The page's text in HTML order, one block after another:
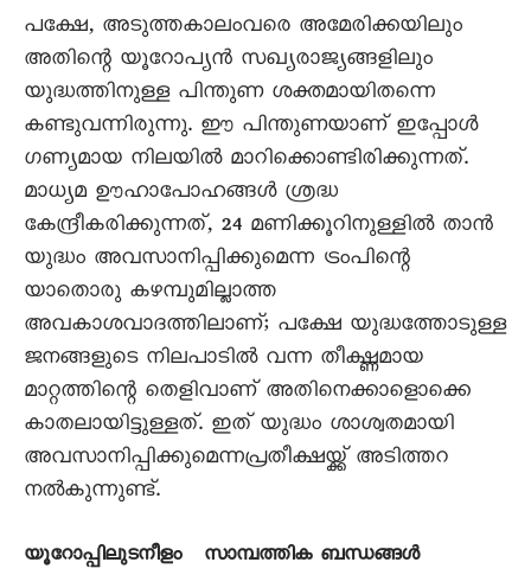
പക്ഷേ, അടുത്തകാലംവരെ അമേരിക്കയിലും
അതിന്റെ യൂറോപ്യൻ സഖ്യരാജ്യങ്ങളിലും
യുദ്ധത്തിനുള്ള പിന്തുണ ശക്തമായിതന്നെ
കണ്ടുവന്നിരുന്നു. ഈ പിന്തുണയാണ് ഇപ്പോൾ
ഗണ്യമായ നിലയിൽ മാറിക്കൊണ്ടിരിക്കുന്നത്.
മാധ്യമ ഊഹാപോഹങ്ങൾ ശ്രദ്ധ
കേന്ദ്രീകരിക്കുന്നത്, 24 മണിക്കൂറിനുള്ളിൽ താൻ
യുദ്ധം അവസാനിപ്പിക്കുമെന്ന ട്രംപിന്റെ
യാതൊരു കഴമ്പുമില്ലാത്ത
അവകാശവാദത്തിലാണ്; പക്ഷേ യുദ്ധത്തോടുള്ള
ജനങ്ങളുടെ നിലപാടിൽ വന്ന തീക്ഷ്ണമായ
മാറ്റത്തിന്റെ തെളിവാണ് അതിനെക്കാളൊക്കെ
കാതലായിട്ടുള്ളത്. ഇത് യുദ്ധം ശാശ്വതമായി
അവസാനിപ്പിക്കുമെന്നപ്രതീക്ഷയ്ക്ക് അടിത്തറ
നൽകുന്നുണ്ട്.
യൂറോപ്പിലുടനീളം സാമ്പത്തിക ബന്ധങ്ങൾ